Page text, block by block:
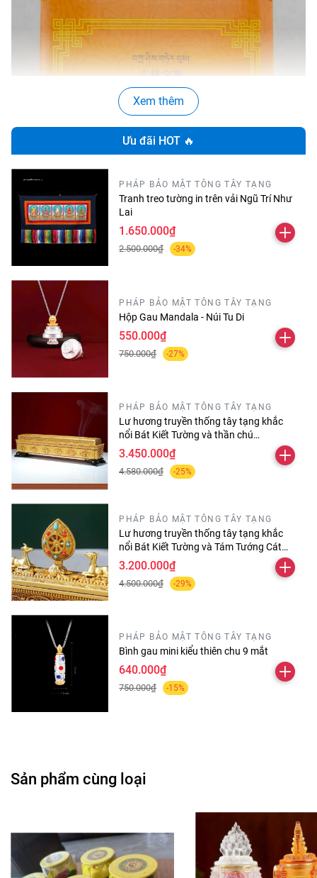
Xem thêm
Ưu đãi HOT 🔥
PHÁP BẢO MẬT TÔNG TÂY TẠNG
Tranh treo tường in trên vải Ngũ Trí Như
Lai
1.650.000₫
2.500.000₫ -34%
PHÁP BẢO MẬT TÔNG TÂY TẠNG
Hộp Gau Mandala - Núi Tu Di
550.000₫
750.000₫ -27%
PHÁP BẢO MẬT TÔNG TÂY TẠNG
Lư hương truyền thống tây tạng khắc
nổi Bát Kiết Tường và thần chú
Omanipadmehums dài 30 cm
3.450.000₫
4.580.000₫ -25%
PHÁP BẢO MẬT TÔNG TÂY TẠNG
Lư hương truyền thống tây tạng khắc
nổi Bát Kiết Tường và Tám Tướng Cát
Tường
3.200.000₫
4.500.000₫ -29%
PHÁP BẢO MẬT TÔNG TÂY TẠNG
Bình gau mini kiểu thiên chu 9 mắt
640.000₫
750.000₫ -15%
Sản phẩm cùng loại